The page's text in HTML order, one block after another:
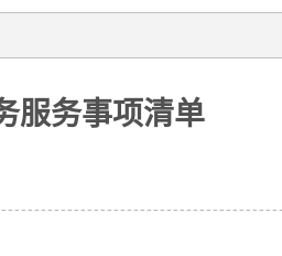
服务事项清单